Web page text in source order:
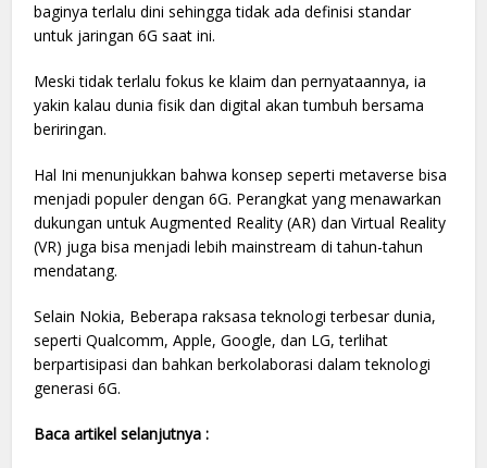
baginya terlalu dini sehingga tidak ada definisi standar
untuk jaringan 6G saat ini.
Meski tidak terlalu fokus ke klaim dan pernyataannya, ia
yakin kalau dunia fisik dan digital akan tumbuh bersama
beriringan.
Hal Ini menunjukkan bahwa konsep seperti metaverse bisa
menjadi populer dengan 6G. Perangkat yang menawarkan
dukungan untuk Augmented Reality (AR) dan Virtual Reality
(VR) juga bisa menjadi lebih mainstream di tahun-tahun
mendatang.
Selain Nokia, Beberapa raksasa teknologi terbesar dunia,
seperti Qualcomm, Apple, Google, dan LG, terlihat
berpartisipasi dan bahkan berkolaborasi dalam teknologi
generasi 6G.
Baca artikel selanjutnya :